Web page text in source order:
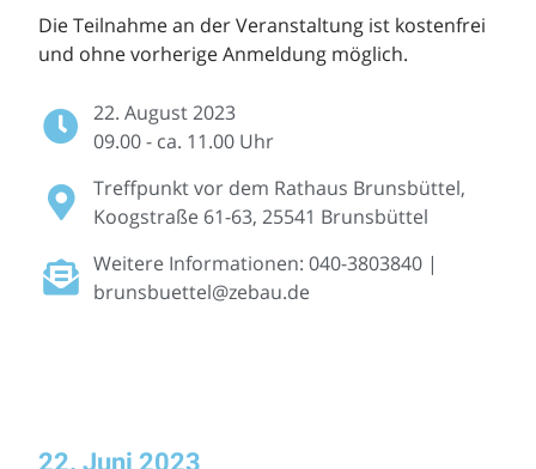
Die Teilnahme an der Veranstaltung ist kostenfrei
und ohne vorherige Anmeldung möglich.
22. August 2023
09.00 - ca. 11.00 Uhr
Treffpunkt vor dem Rathaus Brunsbüttel,
Koogstraße 61-63, 25541 Brunsbüttel
Weitere Informationen: 040-3803840 |
brunsbuettel@zebau.de
22. Juni 2023